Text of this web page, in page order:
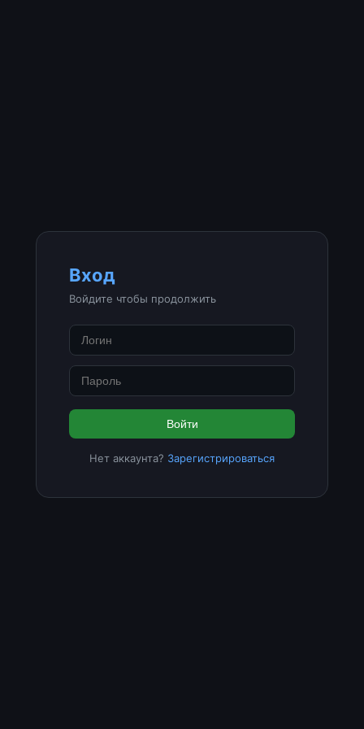
Вход
Войдите чтобы продолжить
Войти
Нет аккаунта? Зарегистрироваться